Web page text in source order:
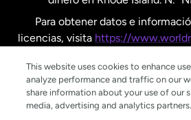
Para obtener datos e
licencias, visita https://
This website uses cookies to enhance
analyze performance and traffic on our
share information about your use of our
media, advertising and analytics partners.